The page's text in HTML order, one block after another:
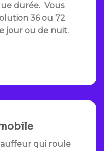
durée. Vous
36 ou 72
jour ou de nuit.
qui roule